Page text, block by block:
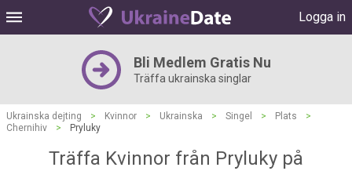
Logga in
Bli Medlem Gratis Nu
Träffa ukrainska singlar
Ukrainska dejting > Kvinnor > Ukrainska > Singel > Plats
>
Chernihiv
> Pryluky
Träffa Kvinnor från Pryluky på